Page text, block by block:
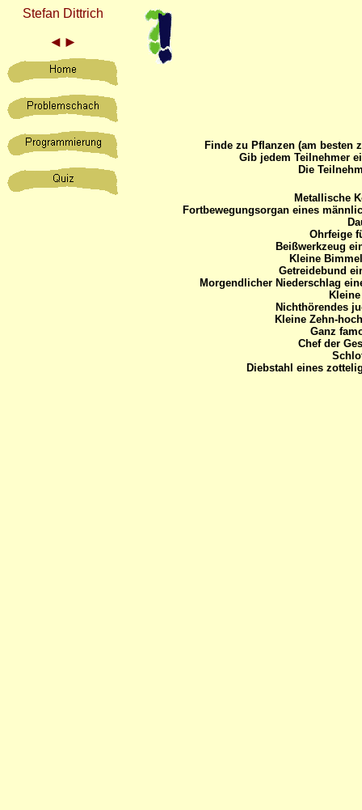
Stefan Dittrich
◄ ►
Finde zu Pflanzen (am besten
Gib jedem Teilnehmer
Die
Metallische
Fortbewegungsorgan eines
Ohrfeige
Beißwerkzeug
Kleine
Getreidebund
Morgendlicher Niederschlag
Nichthörendes
Kleine Zehn-
Ganz
Chef der
Diebstahl eines